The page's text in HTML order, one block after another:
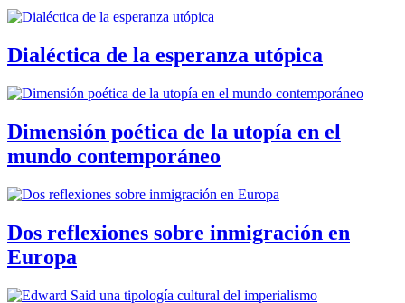
Dialéctica de la esperanza utópica
Dimensión poética de la utopía en el
mundo contemporáneo
Dos reflexiones sobre inmigración en
Europa